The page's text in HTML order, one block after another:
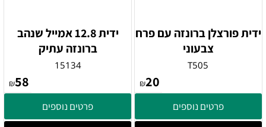
ידית פורצלן ברונזה עם פרח
צבעוני
T505
₪20
פרטים נוספים
ידית 12.8 אמייל שנהב
ברונזה עתיק
15134
₪58
פרטים נוספים